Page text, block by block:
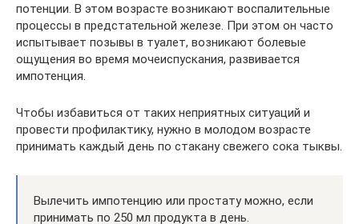
потенции. В этом возрасте возникают воспалительные
процессы в предстательной железе. При этом он часто
испытывает позывы в туалет, возникают болевые
ощущения во время мочеиспускания, развивается
импотенция.
Чтобы избавиться от таких неприятных ситуаций и
провести профилактику, нужно в молодом возрасте
принимать каждый день по стакану свежего сока тыквы.
Вылечить импотенцию или простату можно, если
принимать по 250 мл продукта в день.